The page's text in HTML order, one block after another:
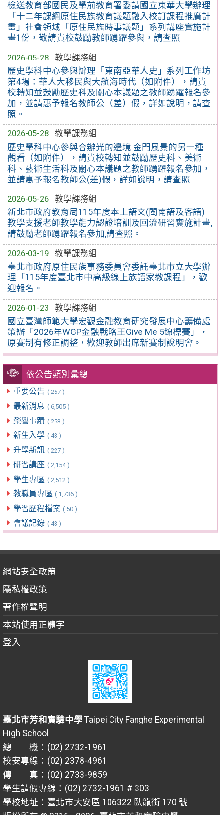
檢送教育部國民及學前教育署委請國立東華大學辦理
「十二年課綱原住民族教育議題融入校訂課程推廣計
畫」社會領域「原住民族時事議題」系列講座實施計
畫1份，敬請貴校鼓勵教師踴躍參與，請查照
2026-05-28
教學課務組
歷史學科中心參與辦理「東南亞華人史」系列工作坊
第4場：華人大移民與大航海時代（如附件），請貴
校轉知並鼓勵歷史科及關心本議題之教師踴躍報名參
加，並請惠予報名教師公（差）假，詳如說明，請查
照。
2026-05-28
教學課務組
歷史學科中心參與合辦光的邊境 金門風景的另一種
觀看（如附件），請貴校轉知並鼓勵歷史科、美術
科、藝術生活科及關心本議題之教師踴躍報名參加，
並請惠予報名教師公(差)假，詳如說明，請查照
2026-05-26
教學課務組
新北市政府教育局115年度本土語文(閩南語及客語)
教學支援老師教學能力認證培訓及回流研習實施計畫,
請鼓勵老師踴躍報名參加,請查照。
2026-03-19
教學課務組
臺北市政府原住民族事務委員會委託臺北市立大學辦
理「115年度臺北市中高級線上族語家教課程」，歡
迎報名。
2026-01-23
教學課務組
國立臺灣師範大學宏觀金融教育研究發展中心籌備處
策辦「2026年WGP金融戰略王Give Me 5錦標賽」，
原賽制有修正調整，歡迎教師出席新賽制說明會。
依公告類別彙總
重要公告 ( 267 )
最新消息 ( 6,505 )
榮譽事蹟 ( 253 )
新生入學 ( 43 )
升學新訊 ( 227 )
研習講座 ( 2,154 )
學生專區 ( 2,512 )
教職員專區 ( 1,736 )
學習歷程檔案 ( 50 )
會議記錄 ( 43 )
網站安全政策
隱私權政策
著作權聲明
本站使用正體字
登入
臺北市芳和實驗中學Taipei City Fanghe Experimental
High School
總 機：(02) 2732-1961
校安專線：(02) 2378-4961
傳 真：(02) 2733-9859
學生請假專線：(02) 2732-1961 # 303
學校地址：臺北市大安區 106322 臥龍街 170 號